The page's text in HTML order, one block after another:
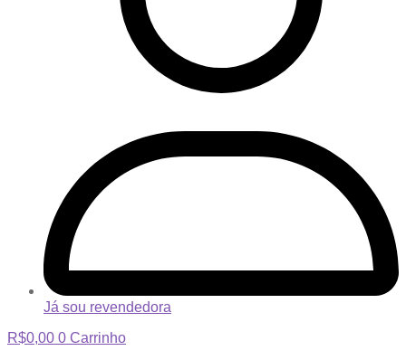
Já sou revendedora
R$0,00 0 Carrinho